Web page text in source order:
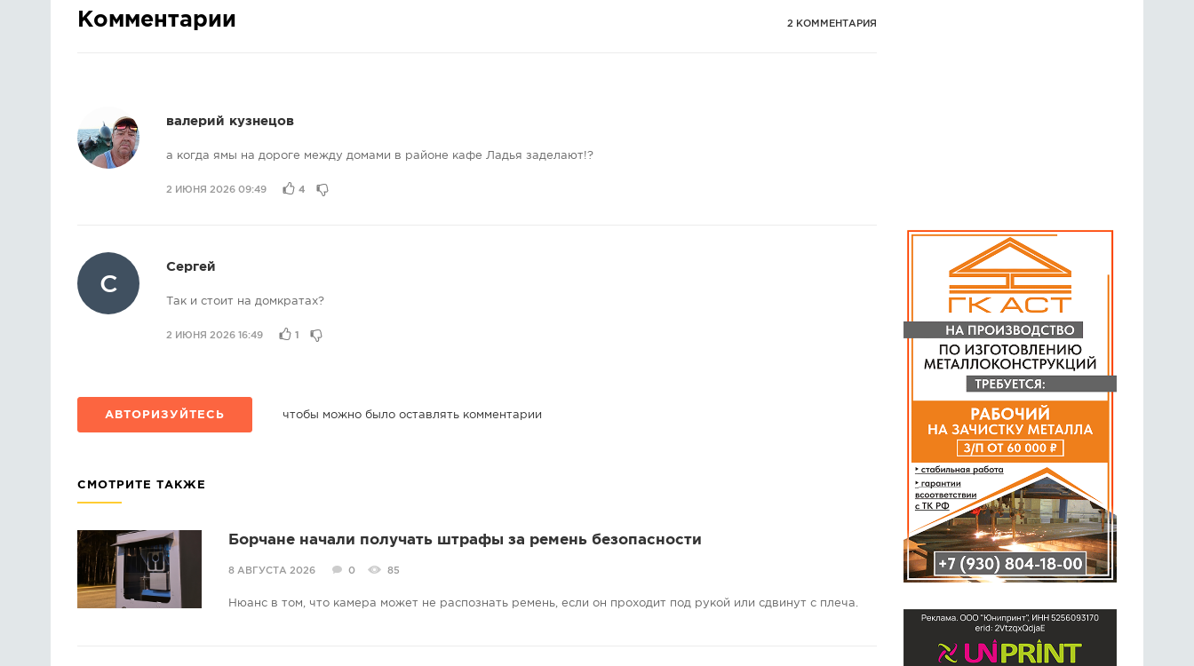
Комментарии 2 КОММЕНТАРИЯ
валерий кузнецов
а когда ямы на дороге между домами в районе кафе Ладья заделают!?
2 ИЮНЯ 2026 09:49 4
С
Сергей
Так и стоит на домкратах?
2 ИЮНЯ 2026 16:49 1
АВТОРИЗУЙТЕСЬ чтобы можно было оставлять комментарии
СМОТРИТЕ ТАКЖЕ
Борчане начали получать штрафы за ремень безопасности
8 АВГУСТА 2026 0 85
Нюанс в том, что камера может не распознать ремень, если он проходит под рукой или сдвинут с плеча.